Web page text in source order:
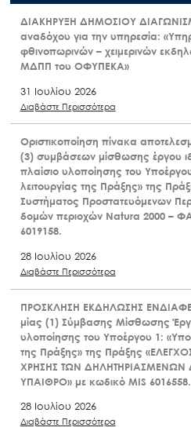
ΔΙΑΚΗΡΥΞΗ ΔΗΜΟΣΙΟΥ
αναδόχου για την υπηρεσία:
φθινοπωρινών – χειμερινών
ΜΔΠΠ του ΟΦΥΠΕΚΑ»
31 Ιουλίου 2026
Διαβάστε Περισσότερα
Οριστικοποίηση πίνακα
(3) συμβάσεων μίσθωσης έργου
πλαίσιο υλοποίησης του
λειτουργίας της Πράξης» της
Συστήματος Προστατευόμενων
δομών περιοχών Natura 2000 –
6019158.
28 Ιουλίου 2026
Διαβάστε Περισσότερα
ΠΡΟΣΚΛΗΣΗ ΕΚΔΗΛΩΣΗΣ
μίας (1) Σύμβασης Μίσθωσης
υλοποίησης του Υποέργου 1:
της Πράξης» της Πράξης
ΧΡΗΣΗΣ ΤΩΝ
ΥΠΑΙΘΡΟ» με κωδικό MIS 6016558.
28 Ιουλίου 2026
Διαβάστε Περισσότερα